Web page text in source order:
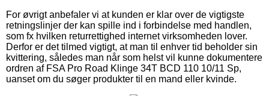
For øvrigt anbefaler vi at kunden er klar over de vigtigste
retningslinjer der kan spille ind i forbindelse med handlen,
som fx hvilken returrettighed internet virksomheden lover.
Derfor er det tilmed vigtigt, at man til enhver tid beholder sin
kvittering, således man når som helst vil kunne dokumentere
ordren af FSA Pro Road Klinge 34T BCD 110 10/11 Sp,
uanset om du søger produkter til en mand eller kvinde.